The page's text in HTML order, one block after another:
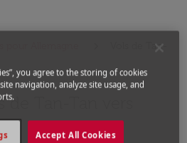
Vols de Tan-
de Tan-Tan vers
les options populaires
you agree to the storing of cookies
navigation, analyze site usage, and
Accept All Cookies